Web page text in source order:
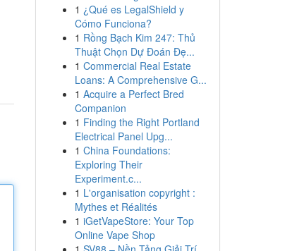
1 ¿Qué es LegalShield y
Cómo Funciona?
1 Rồng Bạch Kim 247: Thủ
Thuật Chọn Dự Đoán Đẹ...
1 Commercial Real Estate
Loans: A Comprehensive G...
1 Acquire a Perfect Bred
Companion
1 Finding the Right Portland
Electrical Panel Upg...
1 China Foundations:
Exploring Their
Experiment.c...
1 L'organisation copyright :
Mythes et Réalités
1 iGetVapeStore: Your Top
Online Vape Shop